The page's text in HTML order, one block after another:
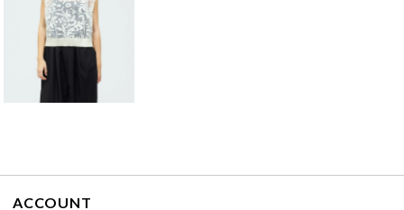
ACCOUNT